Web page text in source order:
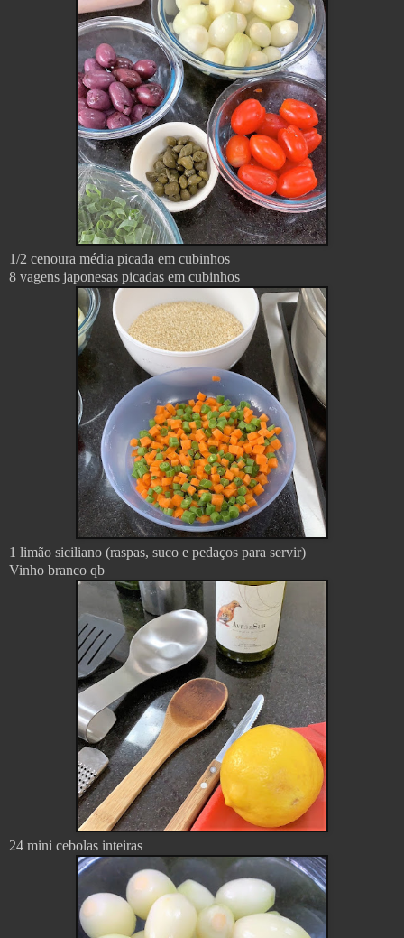
1/2 cenoura média picada em cubinhos
8 vagens japonesas picadas em cubinhos
1 limão siciliano (raspas, suco e pedaços para servir)
Vinho branco qb
24 mini cebolas inteiras